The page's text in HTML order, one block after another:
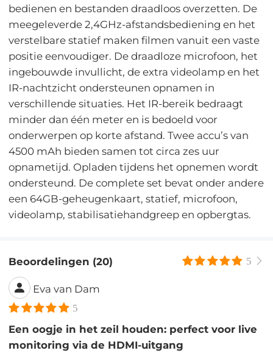
bedienen en bestanden draadloos overzetten. De
meegeleverde 2,4GHz-afstandsbediening en het
verstelbare statief maken filmen vanuit een vaste
positie eenvoudiger. De draadloze microfoon, het
ingebouwde invullicht, de extra videolamp en het
IR-nachtzicht ondersteunen opnamen in
verschillende situaties. Het IR-bereik bedraagt
minder dan één meter en is bedoeld voor
onderwerpen op korte afstand. Twee accu’s van
4500 mAh bieden samen tot circa zes uur
opnametijd. Opladen tijdens het opnemen wordt
ondersteund. De complete set bevat onder andere
een 64GB-geheugenkaart, statief, microfoon,
videolamp, stabilisatiehandgreep en opbergtas.
Beoordelingen (20) 5
Eva van Dam
5
Een oogje in het zeil houden: perfect voor live
monitoring via de HDMI-uitgang